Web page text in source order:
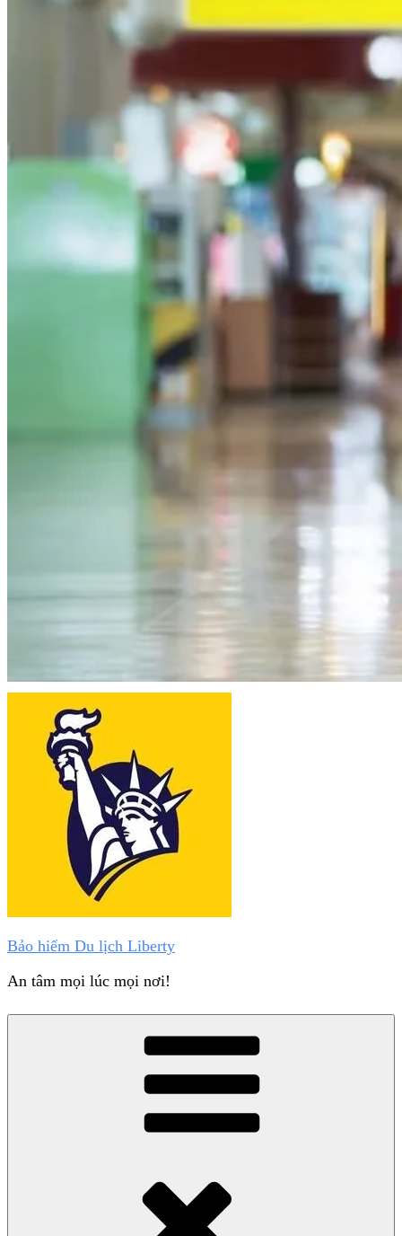
Bảo hiểm Du lịch Liberty
An tâm mọi lúc mọi nơi!